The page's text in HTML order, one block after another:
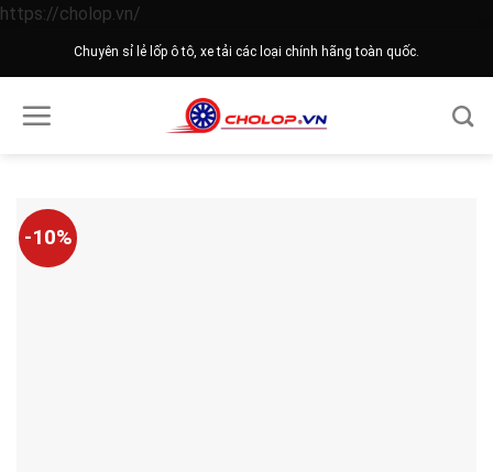
https://cholop.vn/
to
Chuyên sỉ lẻ lốp ô tô, xe tải các loại chính hãng toàn quốc.
-10%